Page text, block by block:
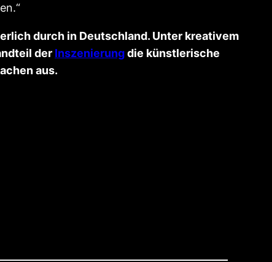
durch in Deutschland. Unter kreativem
der Inszenierungdie künstlerische
aus.